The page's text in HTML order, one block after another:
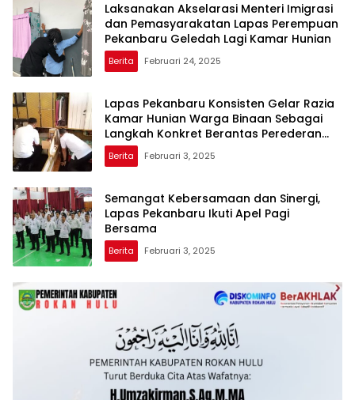
Laksanakan Akselarasi Menteri Imigrasi
dan Pemasyarakatan Lapas Perempuan
Pekanbaru Geledah Lagi Kamar Hunian
Berita Februari 24, 2025
Lapas Pekanbaru Konsisten Gelar Razia
Kamar Hunian Warga Binaan Sebagai
Langkah Konkret Berantas Perederan
Narkoba dan Modus Penipuan
Berita Februari 3, 2025
Semangat Kebersamaan dan Sinergi,
Lapas Pekanbaru Ikuti Apel Pagi
Bersama
Berita Februari 3, 2025